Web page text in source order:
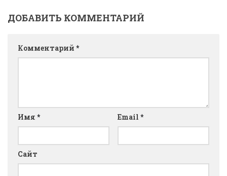
ДОБАВИТЬ КОММЕНТАРИЙ
Комментарий *
Имя * Email *
Сайт